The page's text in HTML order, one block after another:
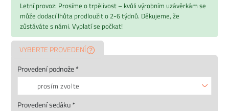
Letní provoz: Prosíme o trpělivost – kvůli výrobním uzávěrkám se
může dodací lhůta prodloužit o 2-6 týdnů. Děkujeme, že
zůstáváte s námi. Vyplatí se počkat!
VYBERTE PROVEDENÍ
Provedení podnože *
prosím zvolte
Provedení sedáku *